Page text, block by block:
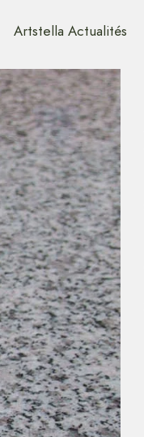
Artstella Actualités